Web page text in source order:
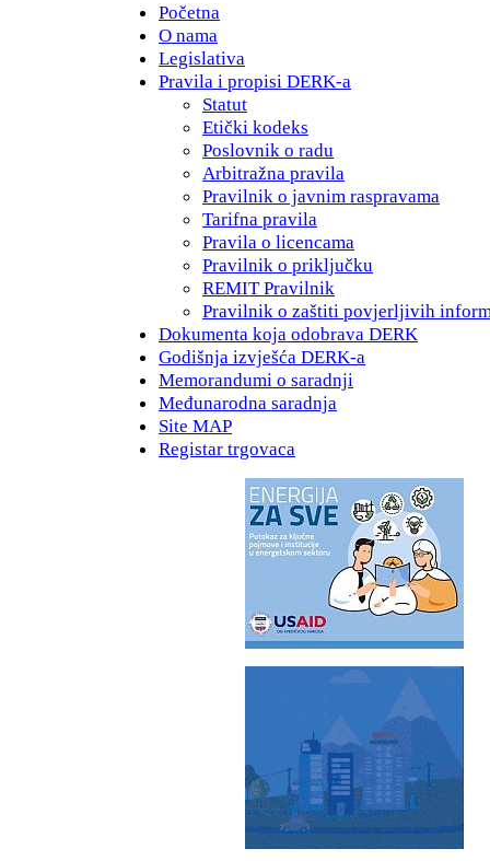
Početna
O nama
Legislativa
Pravila i propisi DERK-a
Statut
Etički kodeks
Poslovnik o radu
Arbitražna pravila
Pravilnik o javnim raspravama
Tarifna pravila
Pravila o licencama
Pravilnik o priključku
REMIT Pravilnik
Pravilnik o zaštiti povjerljivih
Dokumenta koja odobrava DERK
Godišnja izvješća DERK-a
Memorandumi o saradnji
Međunarodna saradnja
Site MAP
Registar trgovaca